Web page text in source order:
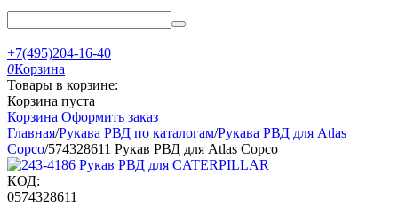
+7(495)204-16-40
0Корзина
Товары в корзине:
Корзина пуста
Корзина Оформить заказ
Главная/Рукава РВД по каталогам/Рукава РВД для Atlas
Copco/574328611 Рукав РВД для Atlas Copco
КОД:
0574328611